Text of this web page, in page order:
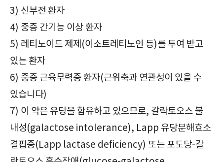
3) 신부전 환자
4) 중증 간기능 이상 환자
5) 레티노이드 제제(이소트레티노인 등)를 투여 받고
있는 환자
6) 중증 근육무력증 환자(근위축과 연관성이 있을 수
있습니다)
7) 이 약은 유당을 함유하고 있으므로, 갈락토오스 불
내성(galactose intolerance), Lapp 유당분해효소
결핍증(Lapp lactase deficiency) 또는 포도당-갈